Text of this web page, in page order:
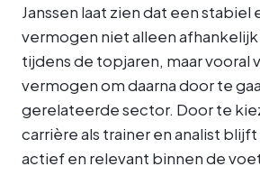
Janssen laat zien dat een stabiel
vermogen niet alleen afhankelijk
tijdens de topjaren, maar vooral
vermogen om daarna door te
gerelateerde sector. Door te
carrière als trainer en analist
actief en relevant binnen de